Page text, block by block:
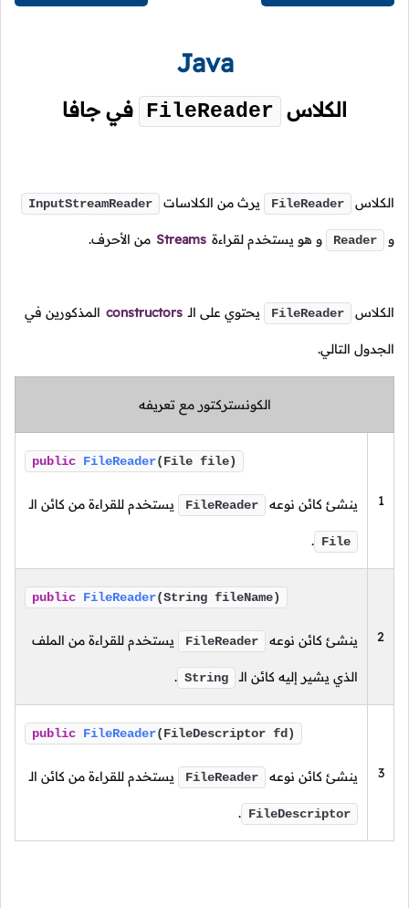
Java
الكلاس FileReader في جافا
الكلاس FileReader يرث من الكلاسات InputStreamReader
و Reader و هو يستخدم لقراءة Streams من الأحرف.
الكلاس FileReader يحتوي على الـ constructors المذكورين في
الجدول التالي.
الكونستركتور مع تعريفه
1
public FileReader(File file)
ينشئ كائن نوعه FileReader يستخدم للقراءة من كائن الـ
File
.
2
public FileReader(String fileName)
ينشئ كائن نوعه FileReader يستخدم للقراءة من الملف
الذي يشير إليه كائن الـ String
.
3
public FileReader(FileDescriptor fd)
ينشئ كائن نوعه FileReader يستخدم للقراءة من كائن الـ
FileDescriptor
.